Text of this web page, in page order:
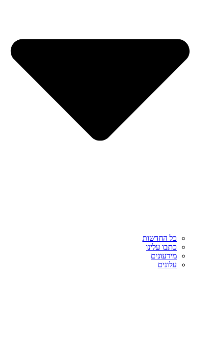
כל החדשות
כתבו עלינו
מידעונים
עלונים